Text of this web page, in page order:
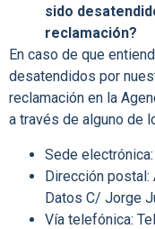
sido
reclamación?
En caso de que
desatendidos por
reclamación en la
a través de alguno de
Sede
Dirección postal:
Datos C/ Jorge
Vía telefónica: